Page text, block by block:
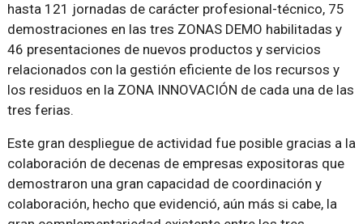
hasta 121 jornadas de carácter profesional-técnico, 75
demostraciones en las tres ZONAS DEMO habilitadas y
46 presentaciones de nuevos productos y servicios
relacionados con la gestión eficiente de los recursos y
los residuos en la ZONA INNOVACIÓN de cada una de las
tres ferias.
Este gran despliegue de actividad fue posible gracias a la
colaboración de decenas de empresas expositoras que
demostraron una gran capacidad de coordinación y
colaboración, hecho que evidenció, aún más si cabe, la